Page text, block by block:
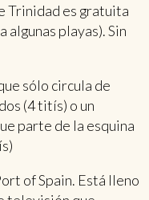
Trinidad es gratuita
algunas playas). Sin
sólo circula de
(4 titís) o un
parte de la esquina
of Spain. Está lleno